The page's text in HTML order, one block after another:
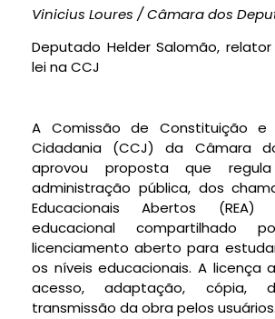
Vinicius Loures / Câmara dos
Deputado Helder Salomão,
lei na CCJ
A Comissão de Constituição
Cidadania (CCJ) da Câmara
aprovou proposta que
administração pública, dos
Educacionais Abertos
educacional compartilhado
licenciamento aberto para
os níveis educacionais. A licença
acesso, adaptação, cópia,
transmissão da obra pelos usuários.